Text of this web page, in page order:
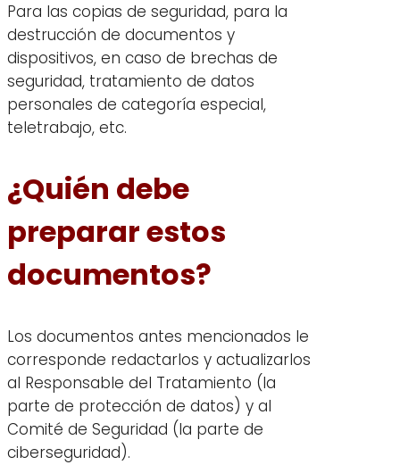
Para las copias de seguridad, para la
destrucción de documentos y
dispositivos, en caso de brechas de
seguridad, tratamiento de datos
personales de categoría especial,
teletrabajo, etc.
¿Quién debe
preparar estos
documentos?
Los documentos antes mencionados le
corresponde redactarlos y actualizarlos
al Responsable del Tratamiento (la
parte de protección de datos) y al
Comité de Seguridad (la parte de
ciberseguridad).